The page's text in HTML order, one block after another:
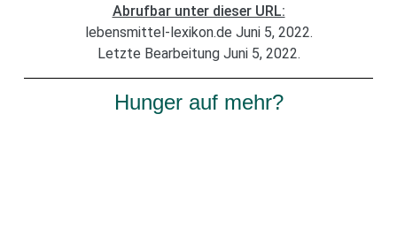
Abrufbar unter dieser URL:
lebensmittel-lexikon.de Juni 5, 2022.
Letzte Bearbeitung Juni 5, 2022.
Hunger auf mehr?